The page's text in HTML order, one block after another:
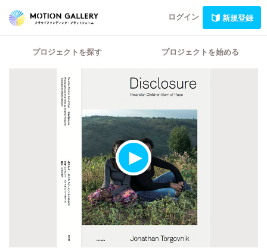
ログイン 新規登録
プロジェクトを探す プロジェクトを始める